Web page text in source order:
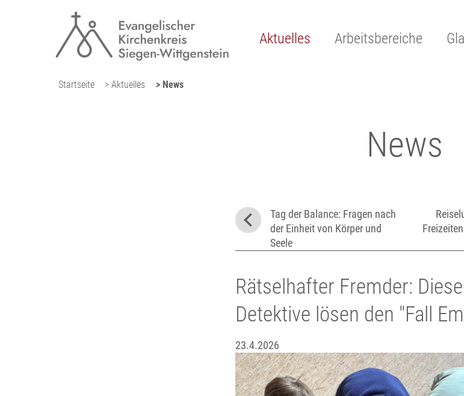
Aktuelles Arbeitsbereiche
Startseite > Aktuelles > News
News
Tag der Balance: Fragen nach
der Einheit von Körper und
Seele
Rätselhafter Fremder:
Detektive lösen den "Fall
23.4.2026